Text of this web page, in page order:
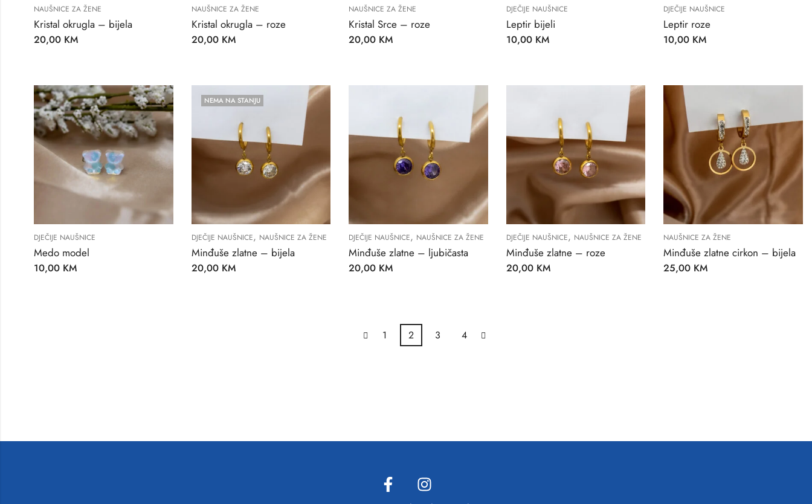
NAUŠNICE ZA ŽENE
Kristal okrugla – bijela
20,00 KM
NAUŠNICE ZA ŽENE
Kristal okrugla – roze
20,00 KM
NAUŠNICE ZA ŽENE
Kristal Srce – roze
20,00 KM
DJEČIJE NAUŠNICE
Leptir bijeli
10,00 KM
DJEČIJE NAUŠNICE
Leptir roze
10,00 KM
DJEČIJE NAUŠNICE
Medo model
10,00 KM
NEMA NA STANJU
DJEČIJE NAUŠNICE, NAUŠNICE ZA ŽENE
Minđuše zlatne – bijela
20,00 KM
DJEČIJE NAUŠNICE, NAUŠNICE ZA ŽENE
Minđuše zlatne – ljubičasta
20,00 KM
DJEČIJE NAUŠNICE, NAUŠNICE ZA ŽENE
Minđuše zlatne – roze
20,00 KM
NAUŠNICE ZA ŽENE
Minđuše zlatne cirkon – bijela
25,00 KM
1 2 3 4